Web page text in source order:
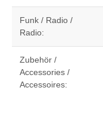
Funk / Radio /
Radio:
Zubehör /
Accessories /
Accessoires: